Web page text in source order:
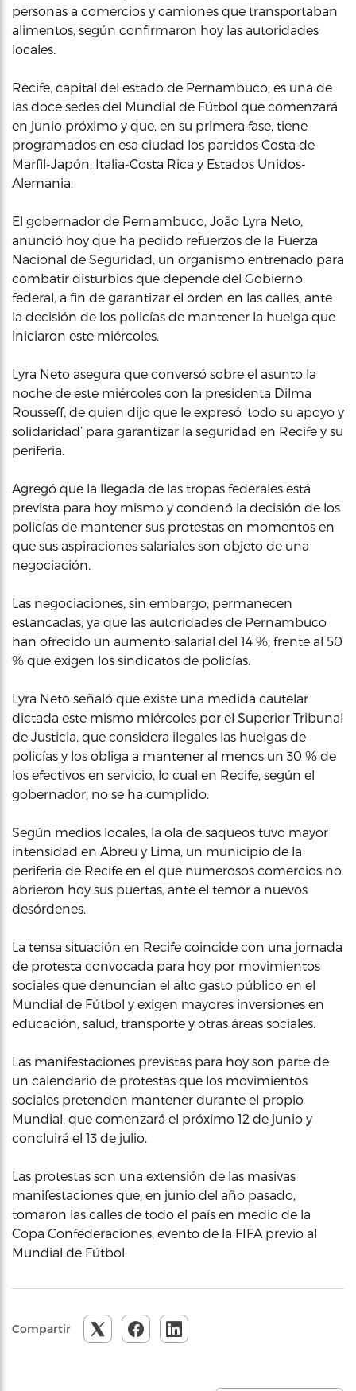
personas a comercios y camiones que transportaban
alimentos, según confirmaron hoy las autoridades
locales.
Recife, capital del estado de Pernambuco, es una de
las doce sedes del Mundial de Fútbol que comenzará
en junio próximo y que, en su primera fase, tiene
programados en esa ciudad los partidos Costa de
Marfil-Japón, Italia-Costa Rica y Estados Unidos-
Alemania.
El gobernador de Pernambuco, João Lyra Neto,
anunció hoy que ha pedido refuerzos de la Fuerza
Nacional de Seguridad, un organismo entrenado para
combatir disturbios que depende del Gobierno
federal, a fin de garantizar el orden en las calles, ante
la decisión de los policías de mantener la huelga que
iniciaron este miércoles.
Lyra Neto asegura que conversó sobre el asunto la
noche de este miércoles con la presidenta Dilma
Rousseff, de quien dijo que le expresó ‘todo su apoyo y
solidaridad’ para garantizar la seguridad en Recife y su
periferia.
Agregó que la llegada de las tropas federales está
prevista para hoy mismo y condenó la decisión de los
policías de mantener sus protestas en momentos en
que sus aspiraciones salariales son objeto de una
negociación.
Las negociaciones, sin embargo, permanecen
estancadas, ya que las autoridades de Pernambuco
han ofrecido un aumento salarial del 14 %, frente al 50
% que exigen los sindicatos de policías.
Lyra Neto señaló que existe una medida cautelar
dictada este mismo miércoles por el Superior Tribunal
de Justicia, que considera ilegales las huelgas de
policías y los obliga a mantener al menos un 30 % de
los efectivos en servicio, lo cual en Recife, según el
gobernador, no se ha cumplido.
Según medios locales, la ola de saqueos tuvo mayor
intensidad en Abreu y Lima, un municipio de la
periferia de Recife en el que numerosos comercios no
abrieron hoy sus puertas, ante el temor a nuevos
desórdenes.
La tensa situación en Recife coincide con una jornada
de protesta convocada para hoy por movimientos
sociales que denuncian el alto gasto público en el
Mundial de Fútbol y exigen mayores inversiones en
educación, salud, transporte y otras áreas sociales.
Las manifestaciones previstas para hoy son parte de
un calendario de protestas que los movimientos
sociales pretenden mantener durante el propio
Mundial, que comenzará el próximo 12 de junio y
concluirá el 13 de julio.
Las protestas son una extensión de las masivas
manifestaciones que, en junio del año pasado,
tomaron las calles de todo el país en medio de la
Copa Confederaciones, evento de la FIFA previo al
Mundial de Fútbol.
Compartir